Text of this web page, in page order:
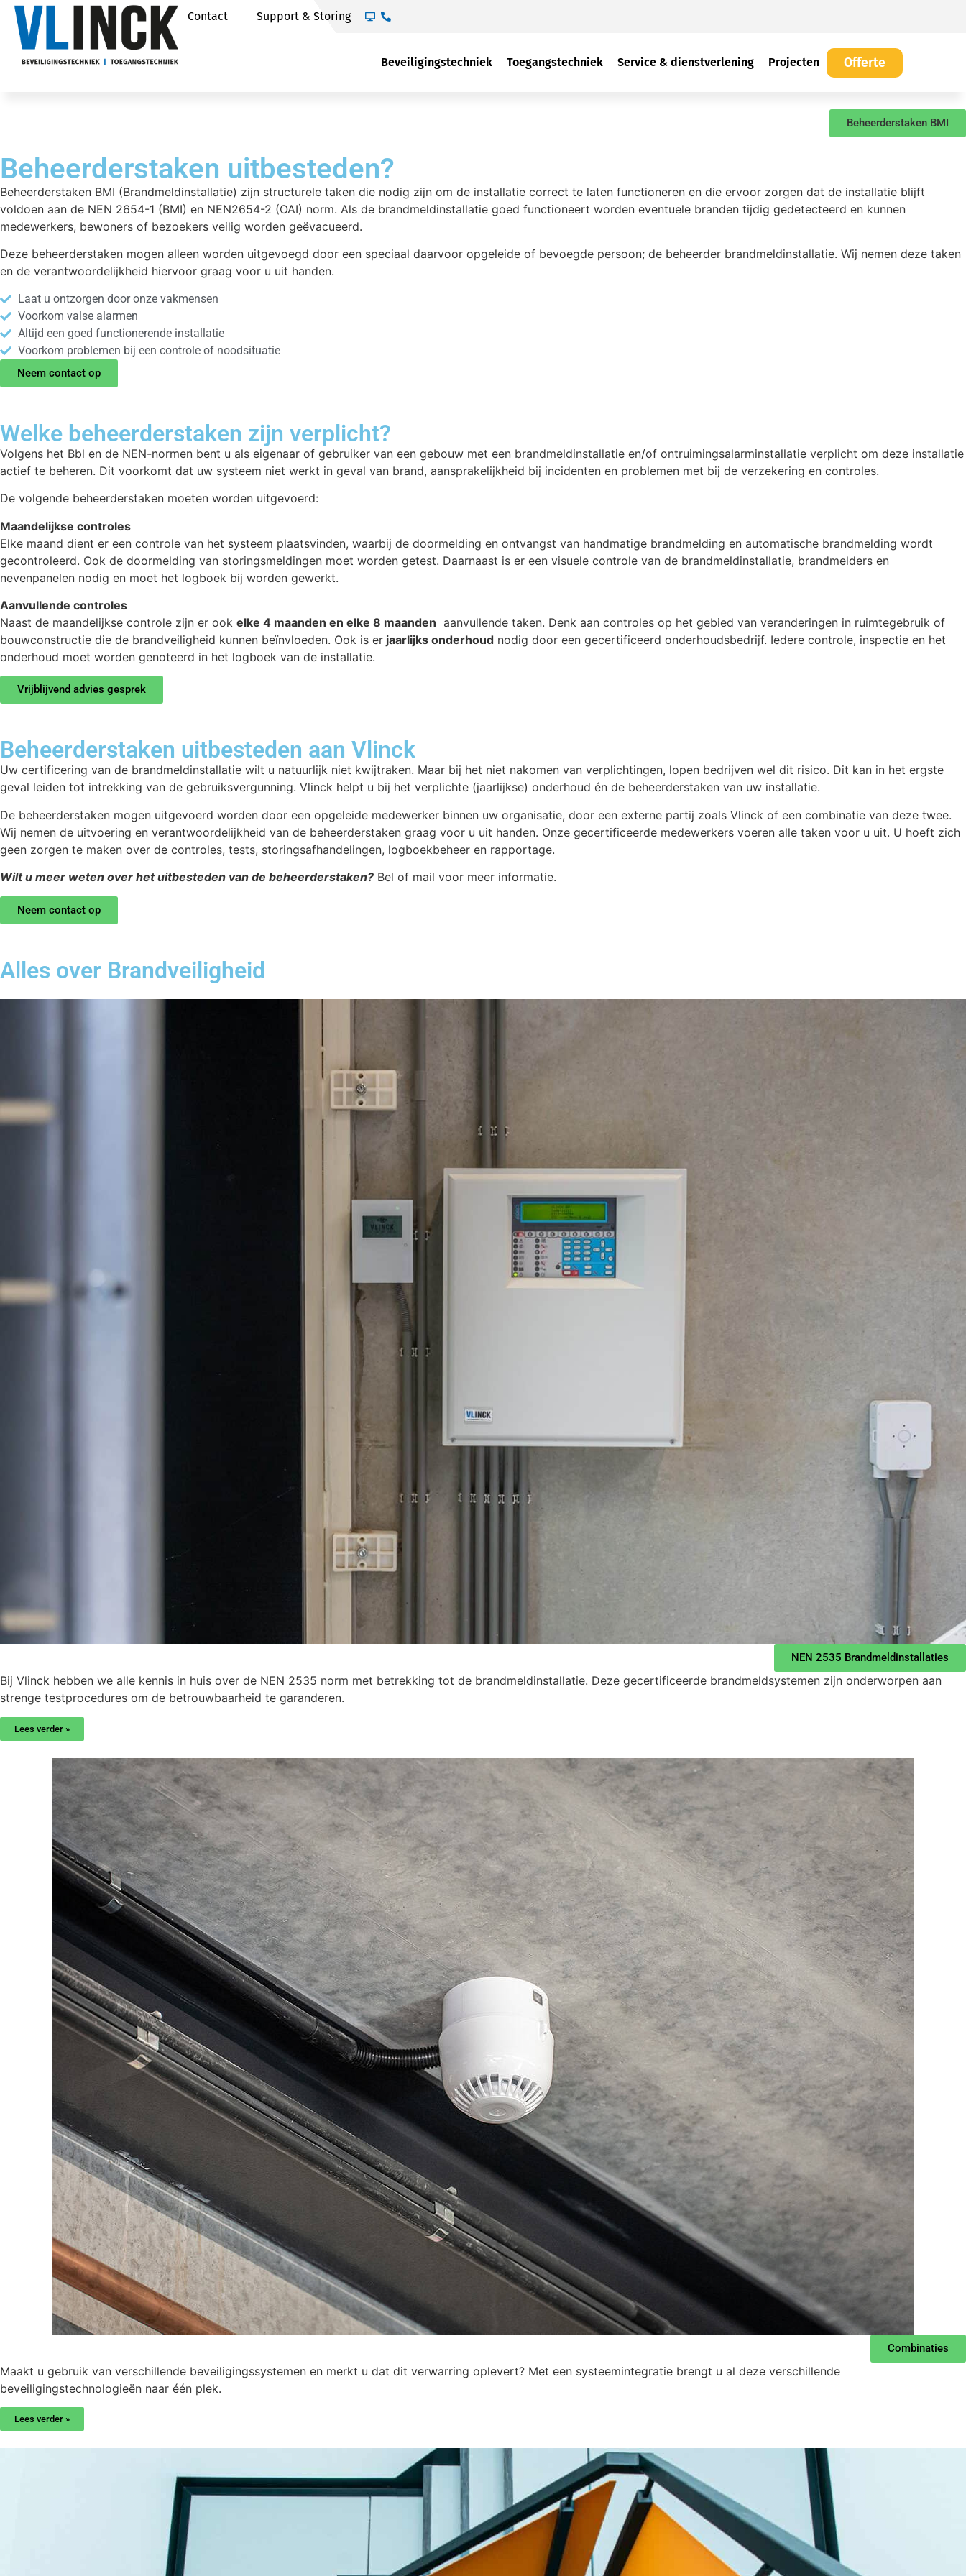
Vacatures Over ons Contact Support & Storing
Beveiligingstechniek Toegangstechniek Service & dienstverlening Projecten Offerte
Beheerderstaken BMI
Beheerderstaken uitbesteden?
Beheerderstaken BMI (Brandmeldinstallatie) zijn structurele taken die nodig zijn om de installatie correct te laten functioneren en die ervoor zorgen dat de installatie blijft
voldoen aan de NEN 2654-1 (BMI) en NEN2654-2 (OAI) norm. Als de brandmeldinstallatie goed functioneert worden eventuele branden tijdig gedetecteerd en kunnen
medewerkers, bewoners of bezoekers veilig worden geëvacueerd.
Deze beheerderstaken mogen alleen worden uitgevoegd door een speciaal daarvoor opgeleide of bevoegde persoon; de beheerder brandmeldinstallatie. Wij nemen deze taken
en de verantwoordelijkheid hiervoor graag voor u uit handen.
Laat u ontzorgen door onze vakmensen
Voorkom valse alarmen
Altijd een goed functionerende installatie
Voorkom problemen bij een controle of noodsituatie
Neem contact op
Welke beheerderstaken zijn verplicht?
Volgens het Bbl en de NEN-normen bent u als eigenaar of gebruiker van een gebouw met een brandmeldinstallatie en/of ontruimingsalarminstallatie verplicht om deze installatie
actief te beheren. Dit voorkomt dat uw systeem niet werkt in geval van brand, aansprakelijkheid bij incidenten en problemen met bij de verzekering en controles.
De volgende beheerderstaken moeten worden uitgevoerd:
Maandelijkse controles
Elke maand dient er een controle van het systeem plaatsvinden, waarbij de doormelding en ontvangst van handmatige brandmelding en automatische brandmelding wordt
gecontroleerd. Ook de doormelding van storingsmeldingen moet worden getest. Daarnaast is er een visuele controle van de brandmeldinstallatie, brandmelders en
nevenpanelen nodig en moet het logboek bij worden gewerkt.
Aanvullende controles
Naast de maandelijkse controle zijn er ook elke 4 maanden en elke 8 maanden aanvullende taken. Denk aan controles op het gebied van veranderingen in ruimtegebruik of
bouwconstructie die de brandveiligheid kunnen beïnvloeden. Ook is er jaarlijks onderhoud nodig door een gecertificeerd onderhoudsbedrijf. Iedere controle, inspectie en het
onderhoud moet worden genoteerd in het logboek van de installatie.
Vrijblijvend advies gesprek
Beheerderstaken uitbesteden aan Vlinck
Uw certificering van de brandmeldinstallatie wilt u natuurlijk niet kwijtraken. Maar bij het niet nakomen van verplichtingen, lopen bedrijven wel dit risico. Dit kan in het ergste
geval leiden tot intrekking van de gebruiksvergunning. Vlinck helpt u bij het verplichte (jaarlijkse) onderhoud én de beheerderstaken van uw installatie.
De beheerderstaken mogen uitgevoerd worden door een opgeleide medewerker binnen uw organisatie, door een externe partij zoals Vlinck of een combinatie van deze twee.
Wij nemen de uitvoering en verantwoordelijkheid van de beheerderstaken graag voor u uit handen. Onze gecertificeerde medewerkers voeren alle taken voor u uit. U hoeft zich
geen zorgen te maken over de controles, tests, storingsafhandelingen, logboekbeheer en rapportage.
Wilt u meer weten over het uitbesteden van de beheerderstaken? Bel of mail voor meer informatie.
Neem contact op
Alles over Brandveiligheid
NEN 2535 Brandmeldinstallaties
Bij Vlinck hebben we alle kennis in huis over de NEN 2535 norm met betrekking tot de brandmeldinstallatie. Deze gecertificeerde brandmeldsystemen zijn onderworpen aan
strenge testprocedures om de betrouwbaarheid te garanderen.
Lees verder »
Combinaties
Maakt u gebruik van verschillende beveiligingssystemen en merkt u dat dit verwarring oplevert? Met een systeemintegratie brengt u al deze verschillende
beveiligingstechnologieën naar één plek.
Lees verder »